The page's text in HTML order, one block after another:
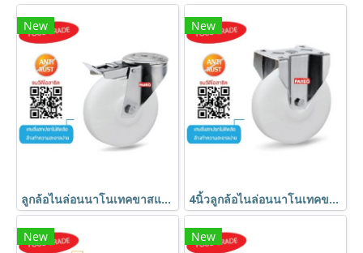
New
ลูกล้อไนล่อนนาโนเทคขาสแตนเลสรูเบรก SUS304 กันสนิม ทนเย็น ลูกปืนหมอนสแตนเลส | PAREO นาโนเทค(copy)
New
4นิ้วลูกล้อไนล่อนนาโนเทคขาสแตนเลส SUS304 กันสนิม ทนเย็น ลูกปืนหมอนสแตนเลส | PAREO นาโนเทค
New New